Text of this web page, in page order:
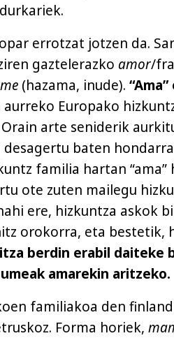
errotzat jotzen da.
gaztelerazko amor/
(hazama, inude).
Europako
arte seniderik
baten
familia hartan
ote zuten mailegu
ere, hizkuntza askok
orokorra, eta bestetik,
berdin erabil daiteke
amarekin aritzeko.
familiakoa den
Forma horiek,